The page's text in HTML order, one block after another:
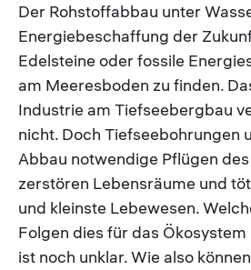
Der Rohstoffabbau unter
Energiebeschaffung der
Edelsteine oder fossile
am Meeresboden zu finden.
Industrie am Tiefseebergbau
nicht. Doch Tiefseebohrungen
Abbau notwendige Pflügen
zerstören Lebensräume und
und kleinste Lebewesen.
Folgen dies für das
ist noch unklar. Wie also